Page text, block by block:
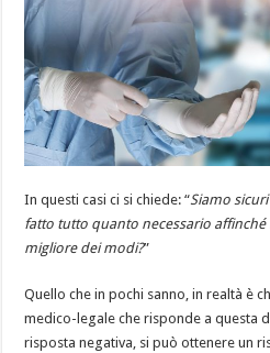
In questi casi ci si chiede: “Siamo
fatto tutto quanto necessario affinché
migliore dei modi?”
Quello che in pochi sanno, in realtà è
medico-legale che risponde a questa
risposta negativa, si può ottenere un